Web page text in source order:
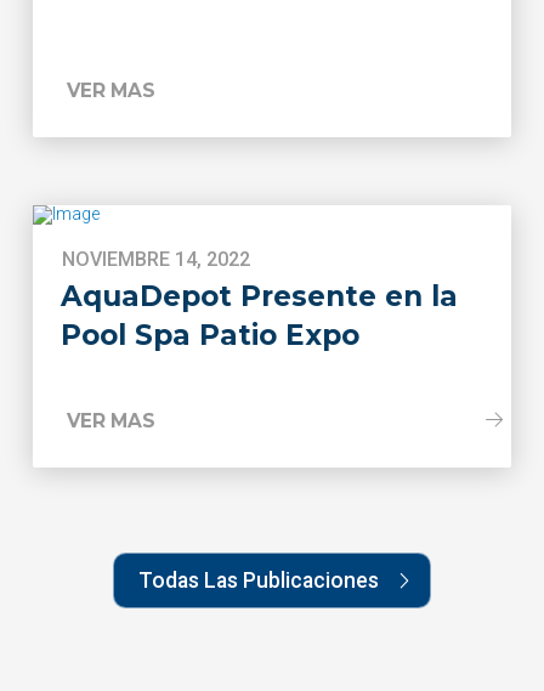
VER MAS
NOVIEMBRE 14, 2022
AquaDepot Presente en la
Pool Spa Patio Expo
VER MAS
Todas Las Publicaciones